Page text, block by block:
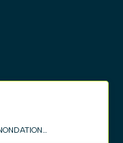
INONDATIONS ET/OU COULÉES DE BOUE, INONDATIONS REMONTÉE NAPPE, MOUVEMENT DE TERRAIN, SÉCHERESSE, VENTS CYCLONIQUES